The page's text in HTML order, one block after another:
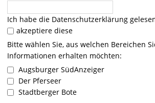
Ich habe die Datenschutzerklärung
akzeptiere diese
Bitte wählen Sie, aus welchen Bereichen
Informationen erhalten möchten:
Augsburger SüdAnzeiger
Der Pferseer
Stadtberger Bote